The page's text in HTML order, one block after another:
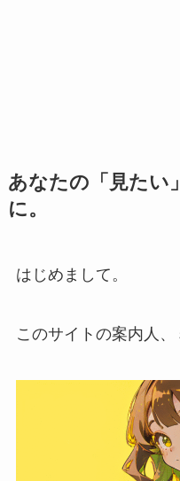
あなたの「見たい
に。
はじめまして。
このサイトの案内人、